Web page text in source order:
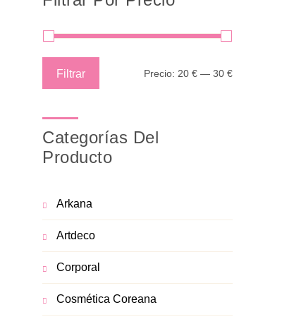
Filtrar Precio: 20 € — 30 €
Categorías Del
Producto
Arkana
Artdeco
Corporal
Cosmética Coreana